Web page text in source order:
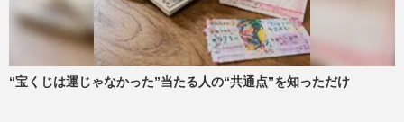
“宝くじは運じゃなかった”当たる人の“共通点”を知っただけ